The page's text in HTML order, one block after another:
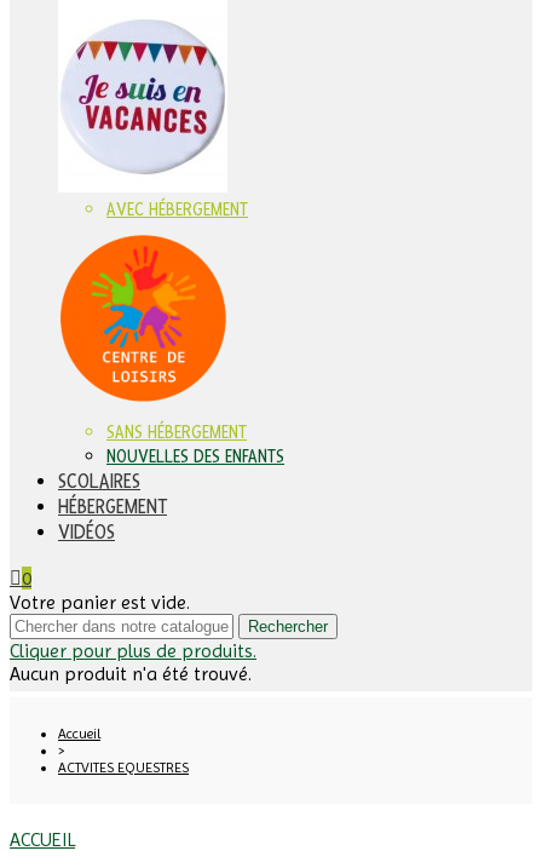
AVEC HÉBERGEMENT
SANS HÉBERGEMENT
NOUVELLES DES ENFANTS
SCOLAIRES
HÉBERGEMENT
VIDÉOS
0
Votre panier est vide.
Rechercher
Cliquer pour plus de produits.
Aucun produit n'a été trouvé.
Accueil
>
ACTVITES EQUESTRES
ACCUEIL